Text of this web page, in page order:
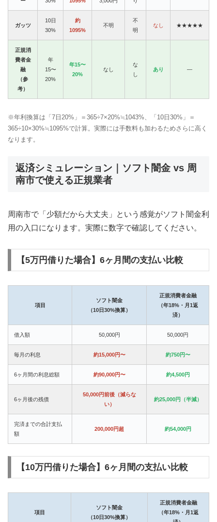
ガッツ
10日
30%
約
1095%
不明
不
明
なし ★★★★★
正規消
費者金
融
（参
考）
年
15〜
20%
年15〜
20%
なし
な
し
あり —
※年利換算は「7日20%」＝365÷7×20%≒1043%、「10日30%」＝
365÷10×30%≒1095%で計算。実際には手数料も加わるためさらに高く
なります。
返済シミュレーション｜ソフト闇金 vs 周
南市で使える正規業者
周南市で「少額だから大丈夫」という感覚がソフト闇金利
用の入口になります。実際に数字で確認してください。
【5万円借りた場合】6ヶ月間の支払い比較
項目
ソフト闇金
（10日30%換算）
正規消費者金融
（年18%・月1返
済）
借入額 50,000円 50,000円
毎月の利息 約15,000円〜 約750円〜
6ヶ月間の利息総額 約90,000円〜 約4,500円
6ヶ月後の残債
50,000円前後（減らな
い）
約25,000円（半減）
完済までの合計支払
額
200,000円超 約54,000円
【10万円借りた場合】6ヶ月間の支払い比較
項目
ソフト闇金
（10日30%換算）
正規消費者金融
（年18%・月1返